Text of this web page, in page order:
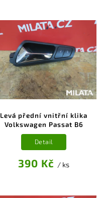
Levá přední vnitřní klika
Volkswagen Passat B6
390 Kč / ks
Detail